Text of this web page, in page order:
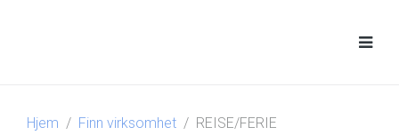
Hjem Finn virksomhet
REISE/FERIE